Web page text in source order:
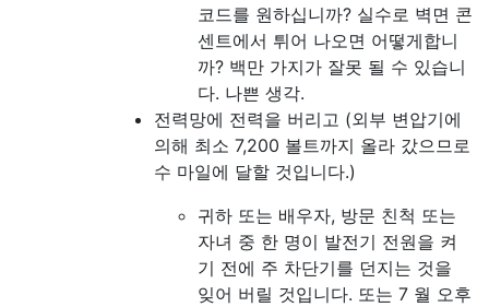
코드를 원하십니까? 실수로 벽면 콘
센트에서 튀어 나오면 어떻게합니
까? 백만 가지가 잘못 될 수 있습니
다. 나쁜 생각.
전력망에 전력을 버리고 (외부 변압기에
의해 최소 7,200 볼트까지 올라 갔으므로
수 마일에 달할 것입니다.)
귀하 또는 배우자, 방문 친척 또는
자녀 중 한 명이 발전기 전원을 켜
기 전에 주 차단기를 던지는 것을
잊어 버릴 것입니다. 또는 7 월 오후